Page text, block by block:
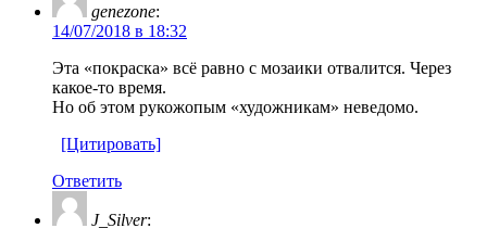
genezone:
14/07/2018 в 18:32
Эта «покраска» всё равно с мозаики отвалится. Через
какое-то время.
Но об этом рукожопым «художникам» неведомо.
[Цитировать]
Ответить
J_Silver: